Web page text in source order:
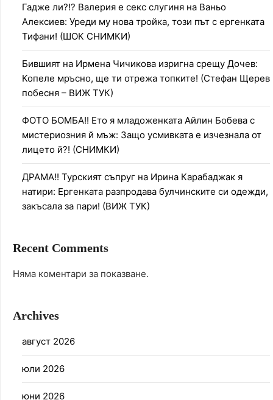
Гадже ли?!? Валерия е секс слугиня на Ваньо
Алексиев: Уреди му нова тройка, този път с ергенката
Тифани! (ШОК СНИМКИ)
Бившият на Ирмена Чичикова изригна срещу Дочев:
Копеле мръсно, ще ти отрежа топките! (Стефан Щерев
побесня – ВИЖ ТУК)
ФОТО БОМБА!! Ето я младоженката Айлин Бобева с
мистериозния й мъж: Защо усмивката е изчезнала от
лицето й?! (СНИМКИ)
ДРАМА!! Турският съпруг на Ирина Карабаджак я
натири: Ергенката разпродава булчинските си одежди,
закъсала за пари! (ВИЖ ТУК)
Recent Comments
Няма коментари за показване.
Archives
август 2026
юли 2026
юни 2026